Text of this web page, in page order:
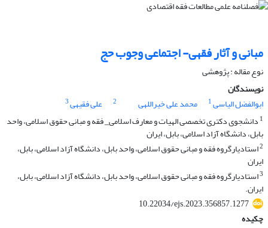
مبانی و آثار فقهی- اجتماعی وجوب حج
نوع مقاله : پژوهشی
نویسندگان
ابوالفضل الیاسی1 محمد علی خیراللهی 2 علی فقیهی3
1 دانشجوی دکتری تخصصی الهیات و معارف اسلامی_ فقه و مبانی حقوق اسلامی، واحد
بابل، دانشگاه آزاد اسلامی، بابل، ایران
2استادیارگروه فقه و مبانی حقوق اسلامی، واحد بابل، دانشگاه آزاد اسلامی، بابل،
ایران
3استادیارگروه فقه و مبانی حقوق اسلامی، واحد بابل، دانشگاه آزاد اسلامی، بابل،
ایران.
10.22034/ejs.2023.356857.1277
چکیده